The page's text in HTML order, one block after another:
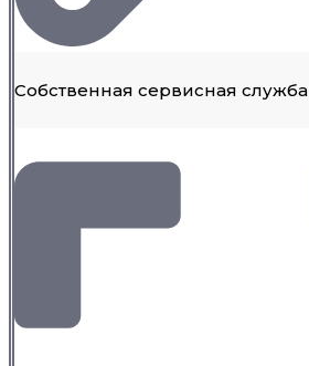
Собственная сервисная служба